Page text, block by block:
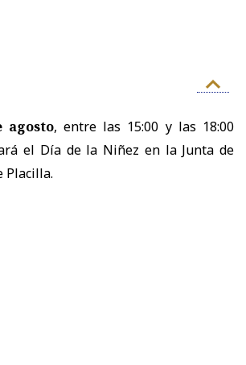
agosto, entre las 15:00 y las 18:00
el Día de la Niñez en la Junta de
Placilla.